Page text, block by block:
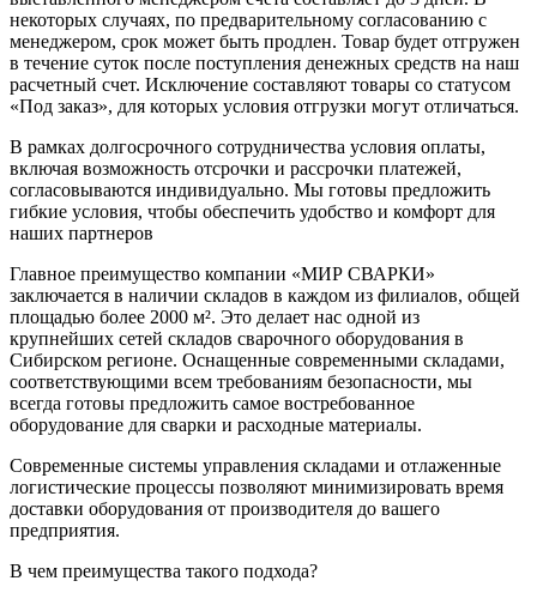
некоторых случаях, по предварительному согласованию с
менеджером, срок может быть продлен. Товар будет отгружен
в течение суток после поступления денежных средств на наш
расчетный счет. Исключение составляют товары со статусом
«Под заказ», для которых условия отгрузки могут отличаться.
В рамках долгосрочного сотрудничества условия оплаты,
включая возможность отсрочки и рассрочки платежей,
согласовываются индивидуально. Мы готовы предложить
гибкие условия, чтобы обеспечить удобство и комфорт для
наших партнеров
Главное преимущество компании «МИР СВАРКИ»
заключается в наличии складов в каждом из филиалов, общей
площадью более 2000 м². Это делает нас одной из
крупнейших сетей складов сварочного оборудования в
Сибирском регионе. Оснащенные современными складами,
соответствующими всем требованиям безопасности, мы
всегда готовы предложить самое востребованное
оборудование для сварки и расходные материалы.
Современные системы управления складами и отлаженные
логистические процессы позволяют минимизировать время
доставки оборудования от производителя до вашего
предприятия.
В чем преимущества такого подхода?